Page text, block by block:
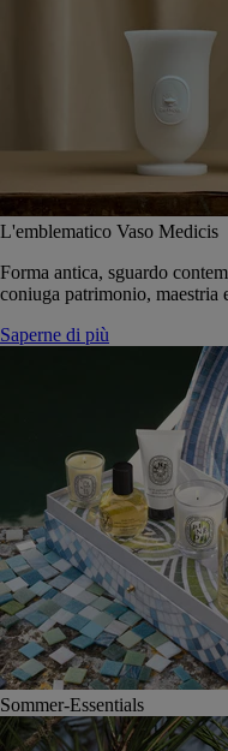
L'emblematico Vaso Medicis
Forma antica, sguardo
coniuga patrimonio, maestria
Saperne di più
Sommer-Essentials